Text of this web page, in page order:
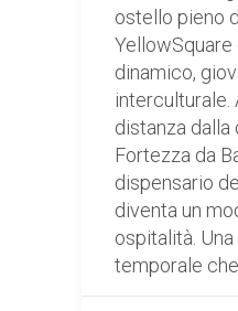
ostello pieno
dinamico,
interculturale.
distanza
Fortezza da
dispensario
diventa un
ospitalità.
temporale